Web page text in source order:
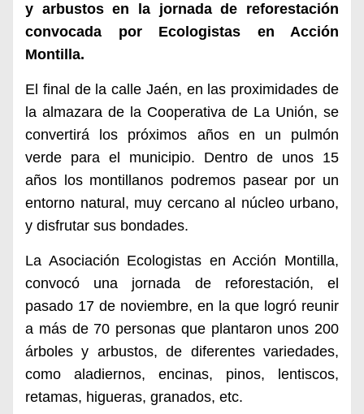
y arbustos en la jornada de reforestación
convocada por Ecologistas en Acción
Montilla.
El final de la calle Jaén, en las proximidades de
la almazara de la Cooperativa de La Unión, se
convertirá los próximos años en un pulmón
verde para el municipio. Dentro de unos 15
años los montillanos podremos pasear por un
entorno natural, muy cercano al núcleo urbano,
y disfrutar sus bondades.
La Asociación Ecologistas en Acción Montilla,
convocó una jornada de reforestación, el
pasado 17 de noviembre, en la que logró reunir
a más de 70 personas que plantaron unos 200
árboles y arbustos, de diferentes variedades,
como aladiernos, encinas, pinos, lentiscos,
retamas, higueras, granados, etc.